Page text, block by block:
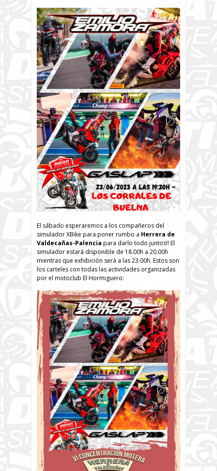
El sábado esperaremos a los compañeros del
simulador XBike para poner rumbo a Herrera de
Valdecañas-Palencia para darlo todo juntos!! El
simulador estará disponible de 18.00h a 20.00h
mientras que exhibición será a las 23.00h. Estos son
los carteles con todas las actividades organizadas
por el motoclub El Hormiguero: